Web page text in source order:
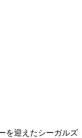
を迎えたシーガルズ